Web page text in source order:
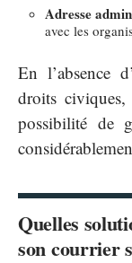
Adresse
avec les
En l’absence
droits
possibilité de
Quelles
son courrier